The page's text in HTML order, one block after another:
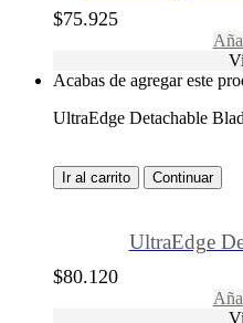
$75.925
Acabas de agregar este
UltraEdge Detachable
Ir al carrito Continuar
UltraEdge
$80.120